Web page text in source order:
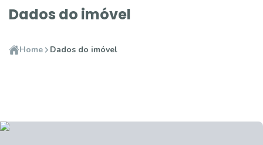
Dados do imóvel
Home Dados do imóvel